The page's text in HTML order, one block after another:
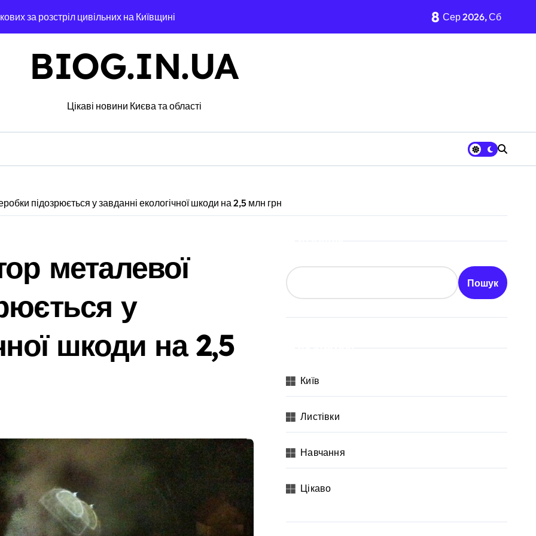
за розстріл цивільних на Київщині
вольєрів у притулку для тварин
до браку медичних працівників у київських лікарнях
тривожаться через зростання трагедій
працюють над наслідками масованої атаки в Київському регіоні
дівчину, яка не повернулася додому після конфлікту
гриф з Німеччини ледве в survivors after мандрівки на Київщині
підтримки: у Київській області з’явиться унікальний маршрут для молоді
у $2000 за ненастоящий діагноз
результати декларування в Києві
в Днепре: диагностика, обслуживание и замена деталей
транспорту у Києві виявився найгарячішим
логістики
підозру через завищену ціну на УЗД на 6 млн грн
2 тисячі пожеж за рік у природних екосистемах
8 Сер 2026, Сб
BIOG.IN.UA
Цікаві новини Києва та області
підозрюється у завданні екологічної шкоди на 2,5 млн грн
металевої
у
шкоди на 2,5
Пошук
Київ
Листівки
Навчання
Цікаво